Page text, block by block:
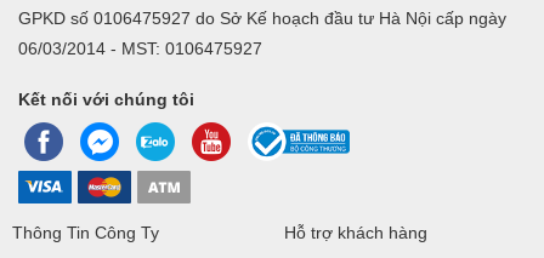
GPKD số 0106475927 do Sở Kế hoạch đầu tư Hà Nội cấp ngày
06/03/2014 - MST: 0106475927
Kết nối với chúng tôi
Thông Tin Công Ty Hỗ trợ khách hàng